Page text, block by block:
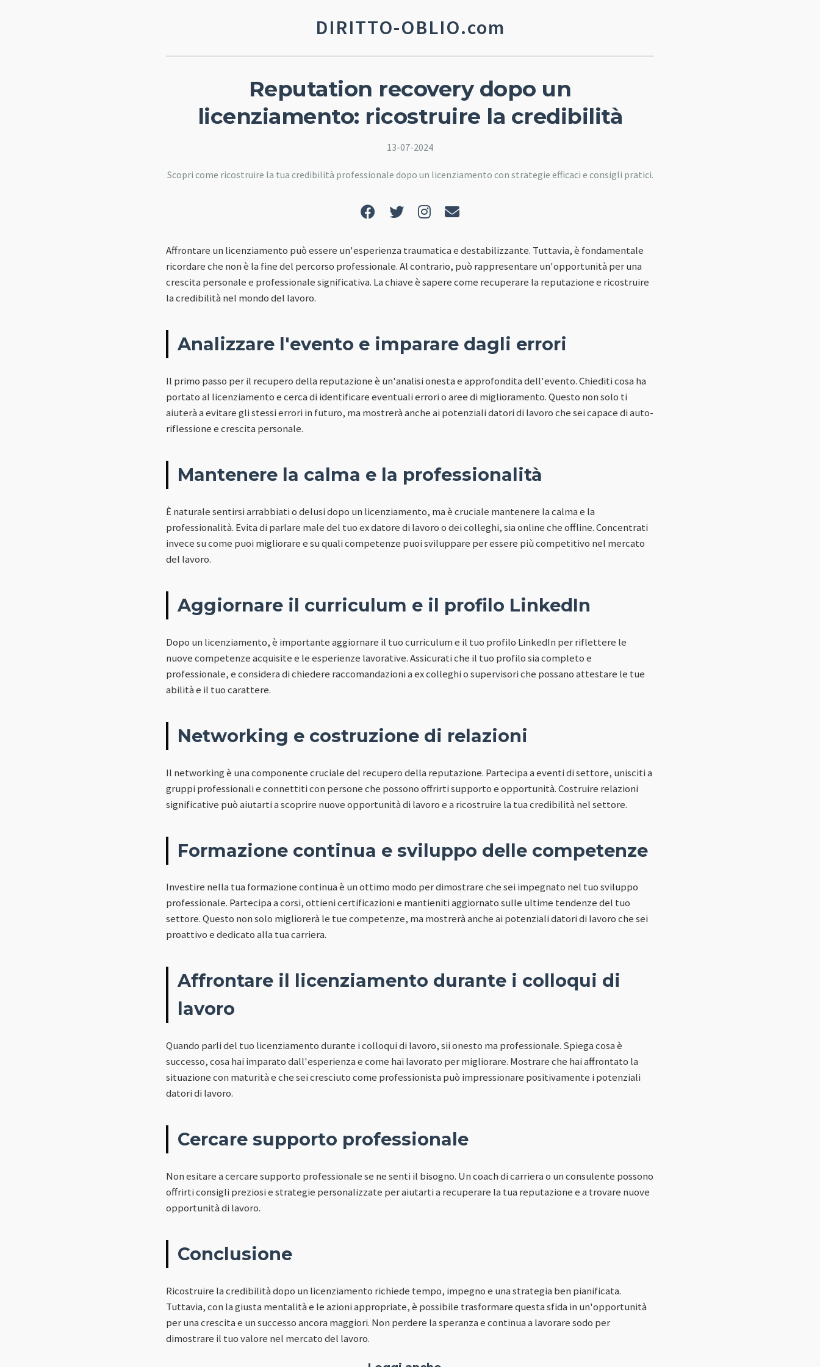
DIRITTO-OBLIO.com
Reputation recovery dopo un
licenziamento: ricostruire la credibilità
13-07-2024
Scopri come ricostruire la tua credibilità professionale dopo un licenziamento con strategie efficaci e consigli pratici.
Affrontare un licenziamento può essere un'esperienza traumatica e destabilizzante. Tuttavia, è fondamentale
ricordare che non è la fine del percorso professionale. Al contrario, può rappresentare un'opportunità per una
crescita personale e professionale significativa. La chiave è sapere come recuperare la reputazione e ricostruire
la credibilità nel mondo del lavoro.
Analizzare l'evento e imparare dagli errori
Il primo passo per il recupero della reputazione è un'analisi onesta e approfondita dell'evento. Chiediti cosa ha
portato al licenziamento e cerca di identificare eventuali errori o aree di miglioramento. Questo non solo ti
aiuterà a evitare gli stessi errori in futuro, ma mostrerà anche ai potenziali datori di lavoro che sei capace di auto-
riflessione e crescita personale.
Mantenere la calma e la professionalità
È naturale sentirsi arrabbiati o delusi dopo un licenziamento, ma è cruciale mantenere la calma e la
professionalità. Evita di parlare male del tuo ex datore di lavoro o dei colleghi, sia online che offline. Concentrati
invece su come puoi migliorare e su quali competenze puoi sviluppare per essere più competitivo nel mercato
del lavoro.
Aggiornare il curriculum e il profilo LinkedIn
Dopo un licenziamento, è importante aggiornare il tuo curriculum e il tuo profilo LinkedIn per riflettere le
nuove competenze acquisite e le esperienze lavorative. Assicurati che il tuo profilo sia completo e
professionale, e considera di chiedere raccomandazioni a ex colleghi o supervisori che possano attestare le tue
abilità e il tuo carattere.
Networking e costruzione di relazioni
Il networking è una componente cruciale del recupero della reputazione. Partecipa a eventi di settore, unisciti a
gruppi professionali e connettiti con persone che possono offrirti supporto e opportunità. Costruire relazioni
significative può aiutarti a scoprire nuove opportunità di lavoro e a ricostruire la tua credibilità nel settore.
Formazione continua e sviluppo delle competenze
Investire nella tua formazione continua è un ottimo modo per dimostrare che sei impegnato nel tuo sviluppo
professionale. Partecipa a corsi, ottieni certificazioni e mantieniti aggiornato sulle ultime tendenze del tuo
settore. Questo non solo migliorerà le tue competenze, ma mostrerà anche ai potenziali datori di lavoro che sei
proattivo e dedicato alla tua carriera.
Affrontare il licenziamento durante i colloqui di
lavoro
Quando parli del tuo licenziamento durante i colloqui di lavoro, sii onesto ma professionale. Spiega cosa è
successo, cosa hai imparato dall'esperienza e come hai lavorato per migliorare. Mostrare che hai affrontato la
situazione con maturità e che sei cresciuto come professionista può impressionare positivamente i potenziali
datori di lavoro.
Cercare supporto professionale
Non esitare a cercare supporto professionale se ne senti il bisogno. Un coach di carriera o un consulente possono
offrirti consigli preziosi e strategie personalizzate per aiutarti a recuperare la tua reputazione e a trovare nuove
opportunità di lavoro.
Conclusione
Ricostruire la credibilità dopo un licenziamento richiede tempo, impegno e una strategia ben pianificata.
Tuttavia, con la giusta mentalità e le azioni appropriate, è possibile trasformare questa sfida in un'opportunità
per una crescita e un successo ancora maggiori. Non perdere la speranza e continua a lavorare sodo per
dimostrare il tuo valore nel mercato del lavoro.